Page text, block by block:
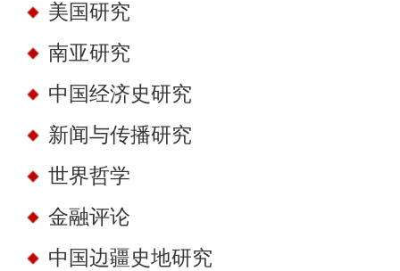
美国研究
南亚研究
中国经济史研究
新闻与传播研究
世界哲学
金融评论
中国边疆史地研究